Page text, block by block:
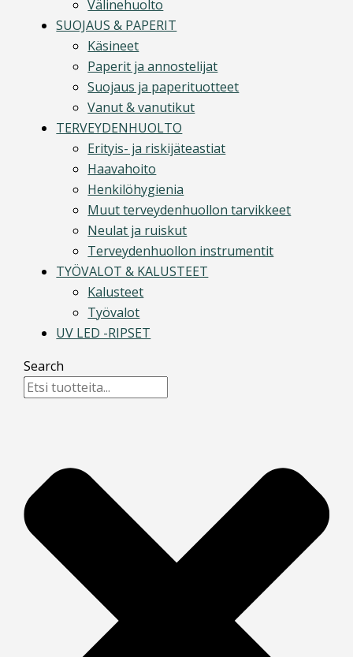
Välinehuolto
SUOJAUS & PAPERIT
Käsineet
Paperit ja annostelijat
Suojaus ja paperituotteet
Vanut & vanutikut
TERVEYDENHUOLTO
Erityis- ja riskijäteastiat
Haavahoito
Henkilöhygienia
Muut terveydenhuollon tarvikkeet
Neulat ja ruiskut
Terveydenhuollon instrumentit
TYÖVALOT & KALUSTEET
Kalusteet
Työvalot
UV LED -RIPSET
Search